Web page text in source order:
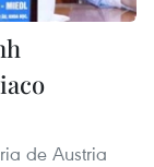
de Austria